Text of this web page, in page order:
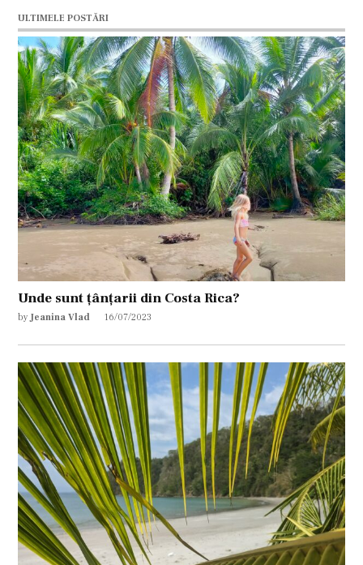
ULTIMELE POSTĂRI
Unde sunt țânțarii din Costa Rica?
by Jeanina Vlad 16/07/2023